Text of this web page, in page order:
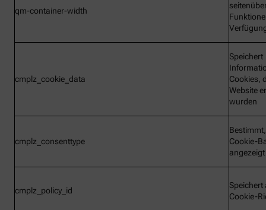
qm-container-width
cmplz_cookie_data
Speichert
Cookies,
Website
wurden
cmplz_consenttype
Cookie-
cmplz_policy_id
Speichert
Cookie-